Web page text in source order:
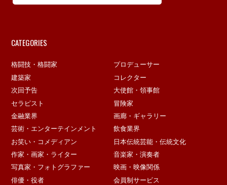
CATEGORIES
格闘技・格闘家
プロデューサー
建築家
コレクター
次回予告
大使館・領事館
セラピスト
冒険家
金融業界
画廊・ギャラリー
芸術・エンターテインメント
飲食業界
お笑い・コメディアン
日本伝統芸能・伝統文化
作家・画家・ライター
音楽家・演奏者
写真家・フォトグラファー
映画・映像関係
俳優・役者
会員制サービス